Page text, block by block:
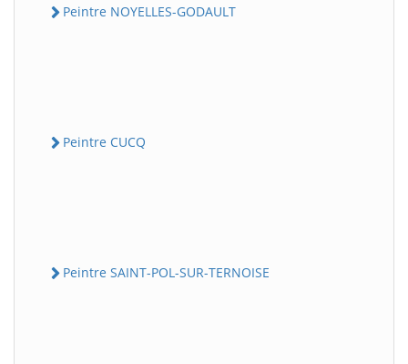
Peintre NOYELLES-GODAULT
Peintre CUCQ
Peintre SAINT-POL-SUR-TERNOISE